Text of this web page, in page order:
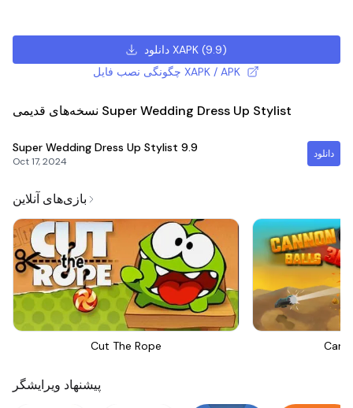
دانلود XAPK (9.9)
چگونگی نصب فایل XAPK / APK
نسخه‌های قدیمی Super Wedding Dress Up Stylist
Super Wedding Dress Up Stylist 9.9
Oct 17, 2024
دانلود
بازی‌های آنلاین
Cut The Rope
پیشنهاد ویرایشگر